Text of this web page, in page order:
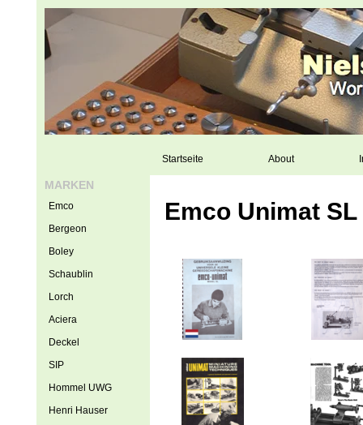
Startseite About
Emco Unimat
MARKEN
Emco
Bergeon
Boley
Schaublin
Lorch
Aciera
Deckel
SIP
Hommel UWG
Henri Hauser